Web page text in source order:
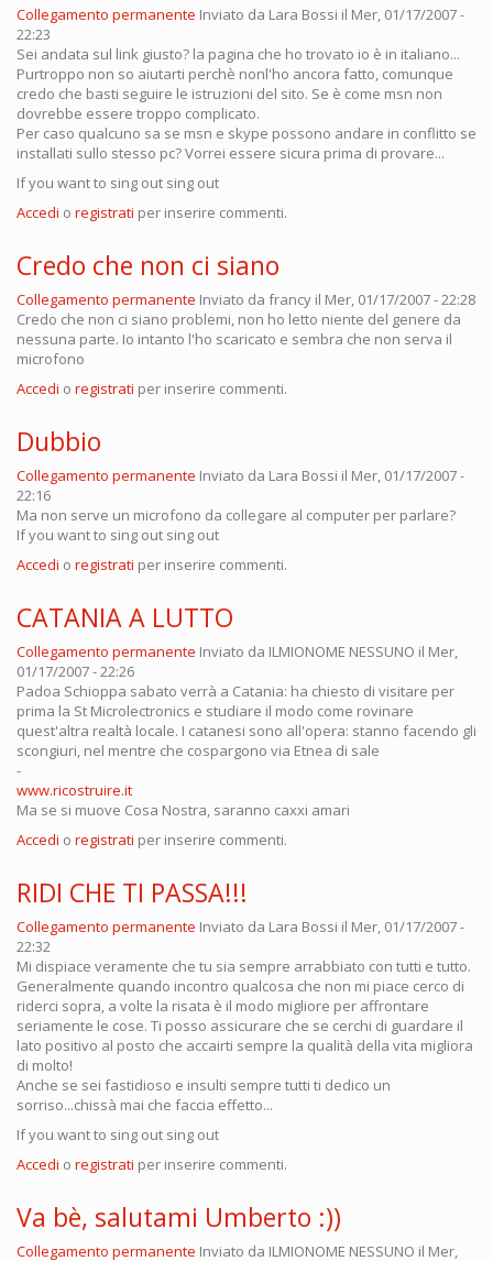
Collegamento permanente Inviato da Lara Bossi il Mer, 01/17/2007 -
22:23
Sei andata sul link giusto? la pagina che ho trovato io è in italiano...
Purtroppo non so aiutarti perchè nonl'ho ancora fatto, comunque
credo che basti seguire le istruzioni del sito. Se è come msn non
dovrebbe essere troppo complicato.
Per caso qualcuno sa se msn e skype possono andare in conflitto se
installati sullo stesso pc? Vorrei essere sicura prima di provare...
If you want to sing out sing out
Accedi o registrati per inserire commenti.
Credo che non ci siano
Collegamento permanente Inviato da francy il Mer, 01/17/2007 - 22:28
Credo che non ci siano problemi, non ho letto niente del genere da
nessuna parte. Io intanto l'ho scaricato e sembra che non serva il
microfono
Accedi o registrati per inserire commenti.
Dubbio
Collegamento permanente Inviato da Lara Bossi il Mer, 01/17/2007 -
22:16
Ma non serve un microfono da collegare al computer per parlare?
If you want to sing out sing out
Accedi o registrati per inserire commenti.
CATANIA A LUTTO
Collegamento permanente Inviato da ILMIONOME NESSUNO il Mer,
01/17/2007 - 22:26
Padoa Schioppa sabato verrà a Catania: ha chiesto di visitare per
prima la St Microlectronics e studiare il modo come rovinare
quest'altra realtà locale. I catanesi sono all'opera: stanno facendo gli
scongiuri, nel mentre che cospargono via Etnea di sale
-
www.ricostruire.it
Ma se si muove Cosa Nostra, saranno caxxi amari
Accedi o registrati per inserire commenti.
RIDI CHE TI PASSA!!!
Collegamento permanente Inviato da Lara Bossi il Mer, 01/17/2007 -
22:32
Mi dispiace veramente che tu sia sempre arrabbiato con tutti e tutto.
Generalmente quando incontro qualcosa che non mi piace cerco di
riderci sopra, a volte la risata è il modo migliore per affrontare
seriamente le cose. Ti posso assicurare che se cerchi di guardare il
lato positivo al posto che accairti sempre la qualità della vita migliora
di molto!
Anche se sei fastidioso e insulti sempre tutti ti dedico un
sorriso...chissà mai che faccia effetto...
If you want to sing out sing out
Accedi o registrati per inserire commenti.
Va bè, salutami Umberto :))
Collegamento permanente Inviato da ILMIONOME NESSUNO il Mer,